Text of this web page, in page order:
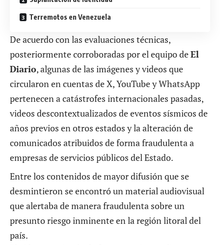
Terremotos en Venezuela
De acuerdo con las evaluaciones técnicas,
posteriormente corroboradas por el equipo deEl
Diario, algunas de las imágenes y videos que
circularon en cuentas de X, YouTube y WhatsApp
pertenecen a catástrofes internacionales pasadas,
videos descontextualizados de eventos sísmicos de
años previos en otros estados y la alteración de
comunicados atribuidos de forma fraudulenta a
empresas de servicios públicos del Estado.
Entre los contenidos de mayor difusión que se
desmintieron se encontró un material audiovisual
que alertaba de manera fraudulenta sobre un
presunto riesgo inminente en la región litoral del
país.